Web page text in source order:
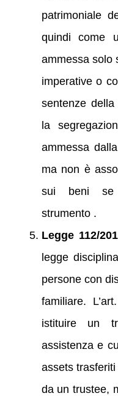
patrimoniale
quindi come
ammessa solo
imperative o
sentenze
la
ammessa
ma non è
sui beni se
strumento .
Legge 112/
legge
persone con
familiare.
istituire un
assistenza e
assets
da un trustee,